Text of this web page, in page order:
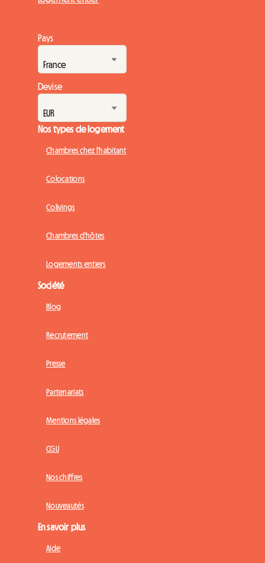
Pays
Devise
Nos types de logement
Chambres chez l'habitant
Colocations
Colivings
Chambres d'hôtes
Logements entiers
Société
Blog
Recrutement
Presse
Partenariats
Mentions légales
CGU
Nos chiffres
Nouveautés
En savoir plus
Aide